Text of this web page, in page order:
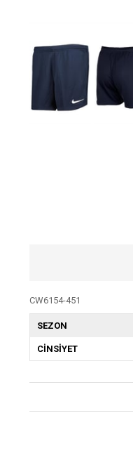
CW6154-451
SEZON
CİNSİYET